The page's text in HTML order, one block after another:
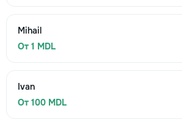
Mihail
От 1 MDL
Ivan
От 100 MDL